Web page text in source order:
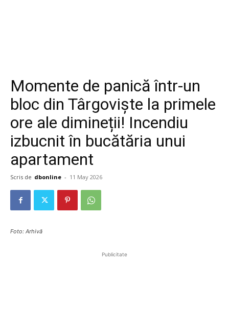
Momente de panică într-un
bloc din Târgoviște la primele
ore ale dimineții! Incendiu
izbucnit în bucătăria unui
apartament
Scris de dbonline - 11 May 2026
Foto: Arhivă
Publicitate